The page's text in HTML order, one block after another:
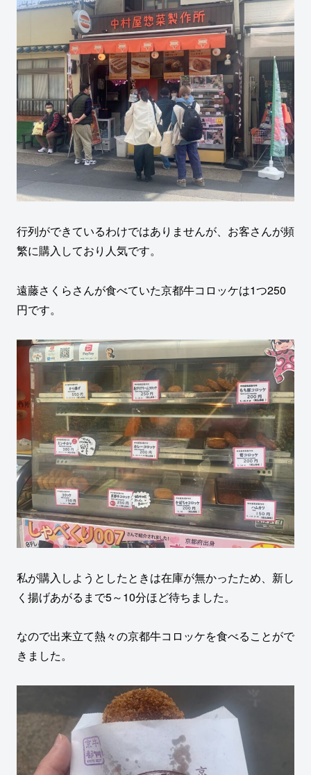
行列ができているわけではありませんが、お客さんが頻
繁に購入しており人気です。
遠藤さくらさんが食べていた京都牛コロッケは1つ250
円です。
私が購入しようとしたときは在庫が無かったため、新し
く揚げあがるまで5～10分ほど待ちました。
なので出来立て熱々の京都牛コロッケを食べることがで
きました。